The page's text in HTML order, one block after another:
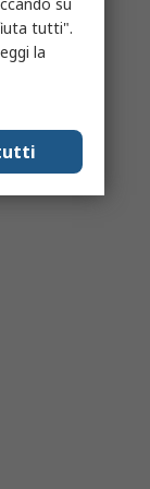
tutti".
la